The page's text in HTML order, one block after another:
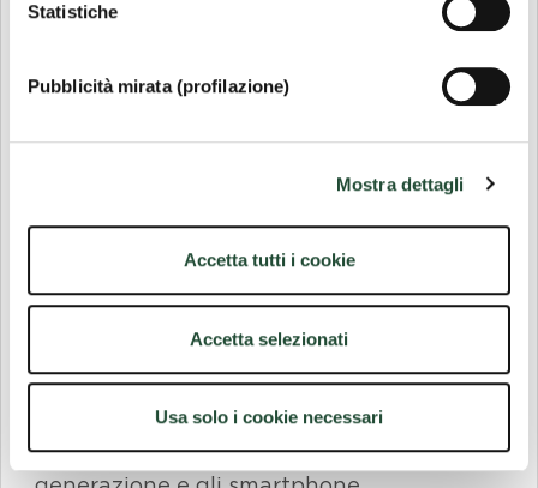
Statistiche
Pubblicità mirata (profilazione)
Mostra dettagli
Accetta tutti i cookie
Accetta selezionati
Usa solo i cookie necessari
sostenibile,
dobbiamo innanzitutto
: rispondi
alla chiamata?
Le nostre scelte, tra cui quelle di acquisto,
decisione che prendiamo si riflette
sull’ambiente e sulla società, e questo
riguarda anche i cellulari di ultima